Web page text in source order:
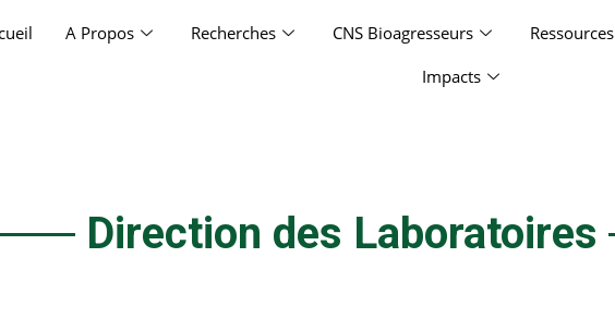
A Propos Recherches CNS Bioagresseurs Ressources
Impacts
Direction des Laboratoires